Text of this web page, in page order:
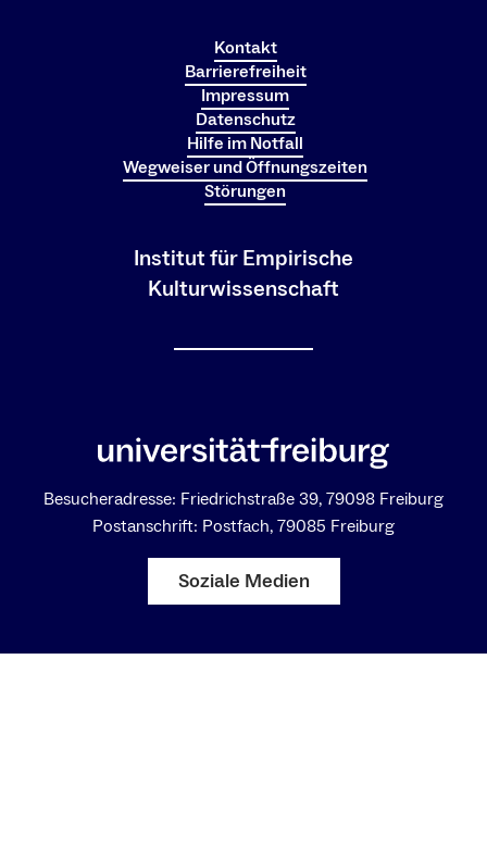
Kontakt
Barrierefreiheit
Impressum
Datenschutz
Hilfe im Notfall
Wegweiser und Öffnungszeiten
Störungen
Institut für Empirische
Kulturwissenschaft
Besucheradresse: Friedrichstraße 39, 79098 Freiburg
Postanschrift: Postfach, 79085 Freiburg
Soziale Medien